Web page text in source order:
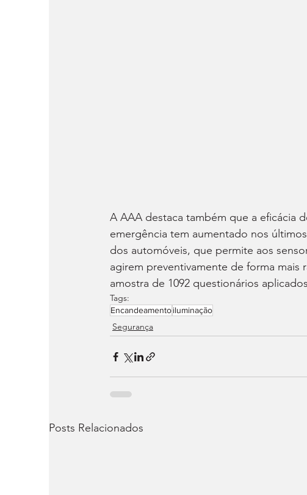
A AAA destaca também que a eficácia
emergência tem aumentado nos
dos automóveis, que permite aos
agirem preventivamente de forma mais
amostra de 1092 questionários
Tags:
Encandeamentoiluminação
Segurança
Posts Relacionados